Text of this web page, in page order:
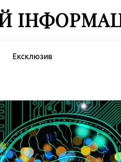
Ексклюзив